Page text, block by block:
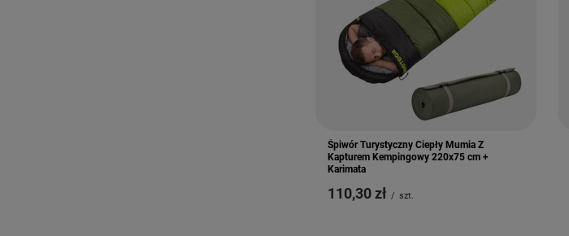
Śpiwór Turystyczny Ciepły Mumia Z
Kapturem Kempingowy 220x75 cm +
Karimata
110,30 zł / szt.